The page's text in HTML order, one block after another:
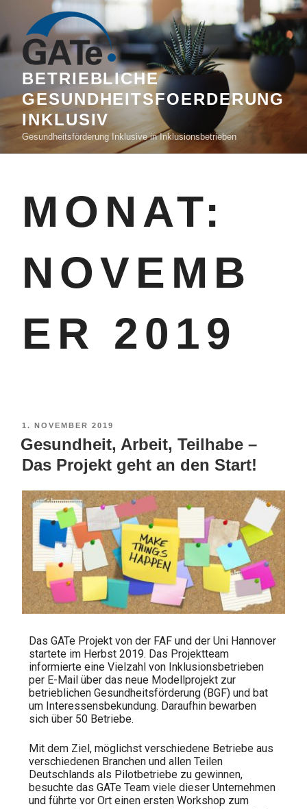
BETRIEBLICHE
GESUNDHEITSFOERDERUNG
INKLUSIV
Gesundheitsförderung Inklusive in Inklusionsbetrieben
MONAT:
NOVEMB
ER 2019
1. NOVEMBER 2019
Gesundheit, Arbeit, Teilhabe –
Das Projekt geht an den Start!
Das GATe Projekt von der FAF und der Uni Hannover
startete im Herbst 2019. Das Projektteam
informierte eine Vielzahl von Inklusionsbetrieben
per E-Mail über das neue Modellprojekt zur
betrieblichen Gesundheitsförderung (BGF) und bat
um Interessensbekundung. Daraufhin bewarben
sich über 50 Betriebe.
Mit dem Ziel, möglichst verschiedene Betriebe aus
verschiedenen Branchen und allen Teilen
Deutschlands als Pilotbetriebe zu gewinnen,
besuchte das GATe Team viele dieser Unternehmen
und führte vor Ort einen ersten Workshop zum